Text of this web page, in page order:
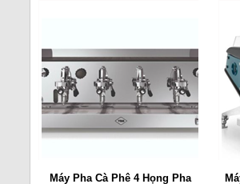
Máy Pha Cà Phê 4 Họng Pha